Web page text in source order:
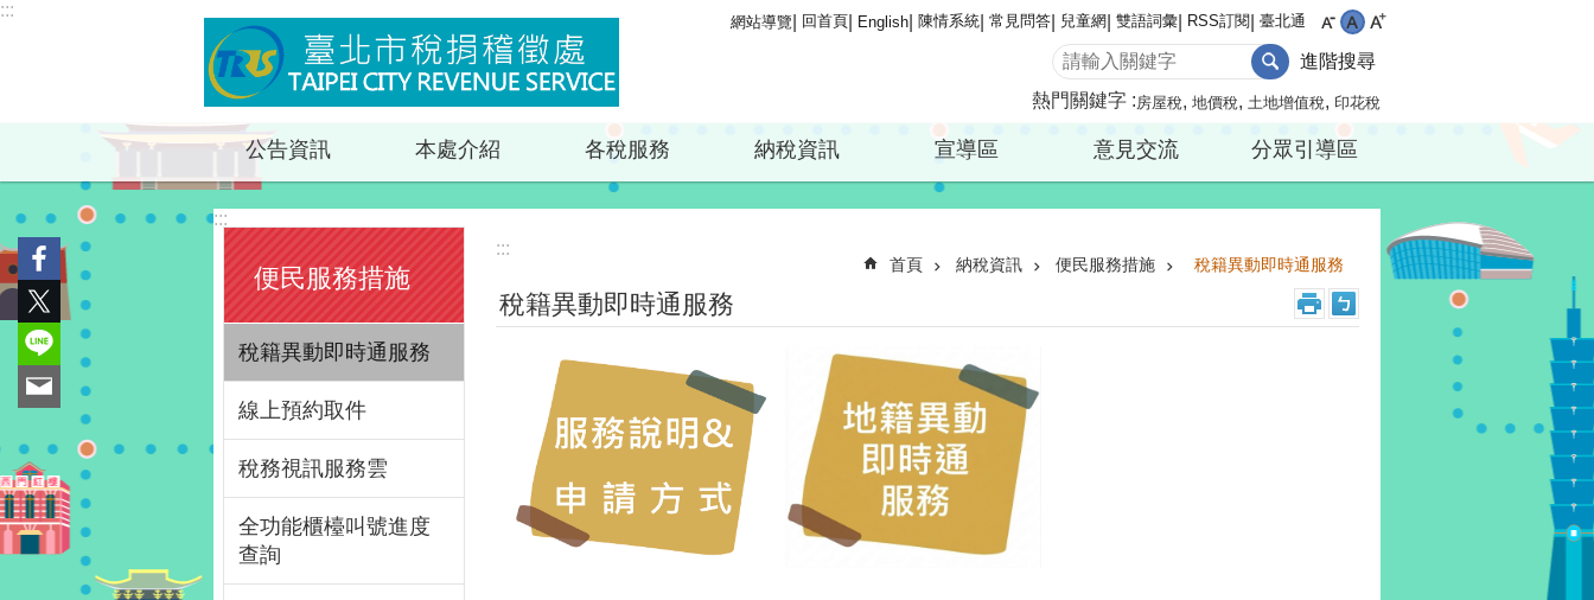
跳到主要內容區塊
:::
網站導覽 回首頁 English 陳情系統 常見問答 兒童網 雙語詞彙 RSS訂閱 臺北通
進階搜尋
熱門關鍵字
房屋稅 地價稅 土地增值稅 印花稅
公告資訊 本處介紹 各稅服務 納稅資訊 宣導區 意見交流 分眾引導區
:::
便民服務措施
稅籍異動即時通服務
線上預約取件
稅務視訊服務雲
全功能櫃檯叫號進度
查詢
:::
首頁 納稅資訊 便民服務措施 稅籍異動即時通服務
稅籍異動即時通服務